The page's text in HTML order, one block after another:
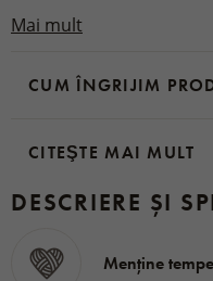
pulover este partenerul
iarnă, când veți
Mai mult
CUM ÎNGRIJIM
CITEŞTE MAI MULT
DESCRIERE ȘI
Menține